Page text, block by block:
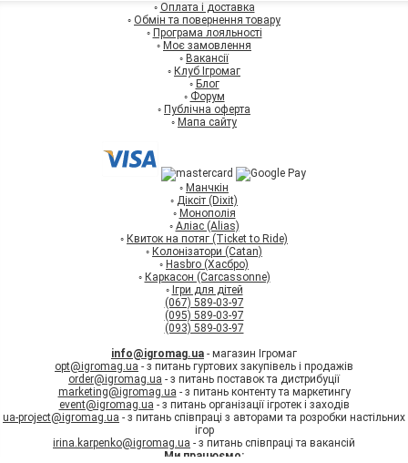
◦ Оплата і доставка
◦ Обмін та повернення товару
◦ Програма лояльності
◦ Моє замовлення
◦ Вакансії
◦ Клуб Ігромаг
◦ Блог
◦ Форум
◦ Публічна оферта
◦ Мапа сайту
◦ Манчкін
◦ Діксіт (Dixit)
◦ Монополія
◦ Аліас (Alias)
◦ Квиток на потяг (Ticket to Ride)
◦ Колонізатори (Catan)
◦ Hasbro (Хасбро)
◦ Каркасон (Carcassonne)
◦ Ігри для дітей
(067) 589-03-97
(095) 589-03-97
(093) 589-03-97
info@igromag.ua - магазин Ігромаг
opt@igromag.ua - з питань гуртових закупівель і продажів
order@igromag.ua - з питань поставок та дистрибуції
marketing@igromag.ua - з питань контенту та маркетингу
event@igromag.ua - з питань організації ігротек і заходів
ua-project@igromag.ua - з питань співпраці з авторами та розробки настільних
ігор
irina.karpenko@igromag.ua - з питань співпраці та вакансій
Ми працюємо: